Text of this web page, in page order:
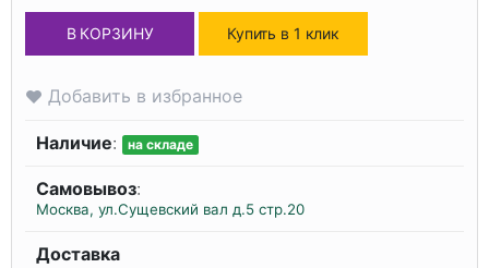
В КОРЗИНУ Купить в 1 клик
Добавить в избранное
Наличие: на складе
Самовывоз:
Москва, ул.Сущевский вал д.5 стр.20
Доставка